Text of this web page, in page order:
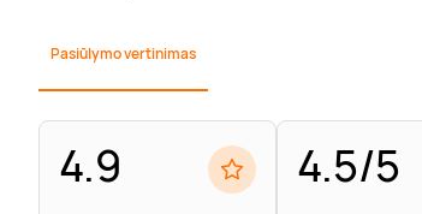
Pasiūlymo vertinimas
4.9 4.5/5